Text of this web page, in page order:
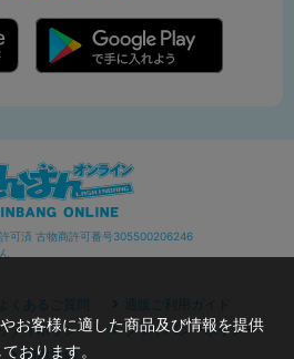
可済 古物商許可番号305500206246
よくあるご質問
通販ご利用ガイド
ティポリシー
プライバシーポリシー
利用規約
お客様に適した商品及び情報を提供
おります。